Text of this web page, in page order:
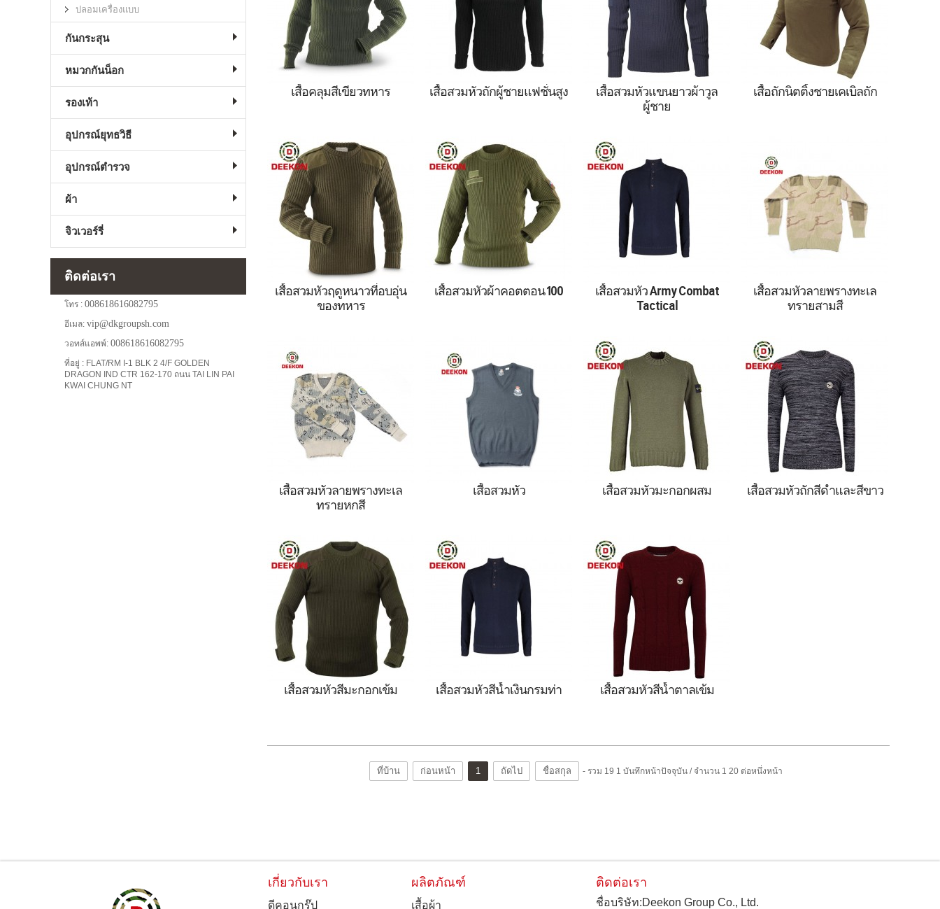
กันหนาวขนสัตว์ทหาร,เสื้อกัน
หนาวสไตล์ทหาร,เสื้อสวมหัวสี
เขียวทหาร
ขนสัตว์ทหาร,เสื้อกันหนาว
สไตล์ทหาร,เสื้อสวมหัวสีเขียว
เรือ, เสื้อสเวตเตอร์ขนสัตว์
ทหาร, เสื้อสเวตเตอร์สไตล์
ทหาร, เสื้อสวมหัวสีน้ำเงิน
ทหาร
ขนสัตว์ทหาร,เสื้อกันหนาว
สไตล์ทหาร,เสื้อสวมหัวสีเขียว
ทหาร
สวมหัวลายพราง,เสื้อผ้า
ทหาร,เสื้อสวมหัวของกอง
ทัพ,เสื้อสวมหัวสีกรมท่า,เสื้อ
กันหนาวขนสัตว์ทหาร,เสื้อกัน
หนาวสไตล์ทหาร,เสื้อสวมหัวสี
เขียวทหาร
เสื้อคลุมสีเขียวทหาร
,เสื้อสวมหัวพราง,เสื้อผ้า
ทหาร,เสื้อสวมหัวกองทัพ,เสื้อ
สวมหัวกองทัพเรือ,เสื้อกัน
หนาวขนสัตว์ทหาร,เสื้อกัน
หนาวสไตล์ทหาร,เสื้อสวมหัวสี
เขียวทหาร
เสื้อสวมหัวถักผู้ชายแฟชั่นสูง
แขนยาว ,เสื้อสวมหัว
พราง,เสื้อผ้าทหาร,เสื้อสวมหัว
ของกองทัพ,เสื้อสวมหัวสี
กรมท่า,เสื้อกันหนาวขนสัตว์
ทหาร,เสื้อกันหนาวสไตล์
ทหาร,เสื้อสวมหัวสีเขียวทหาร
เสื้อสวมหัวแขนยาวผ้าวูล
ผู้ชาย
ทหาร,เสื้อสวมหัวกองทัพ,เสื้อ
สวมหัวกองทัพเรือ,เสื้อกัน
หนาวขนสัตว์ทหาร,เสื้อกัน
หนาวสไตล์ทหาร,เสื้อสวมหัวสี
เขียวทหาร
เสื้อถักนิตติ้งชายเคเบิลถัก
พราง,เสื้อผ้าทหาร,เสื้อสวมหัว
กองทัพ,เสื้อสวมหัวกองทัพ
เรือ,เสื้อกันหนาวขนสัตว์
ทหาร,เสื้อกันหนาวสไตล์
ทหาร,เสื้อสวมหัวสีเขียวทหาร
เสื้อสวมหัวฤดูหนาวที่อบอุ่น
ของทหาร
ทหาร,เสื้อสวมหัวกองทัพ,เสื้อ
สวมหัวสีกรมท่า,เสื้อกันหนาว
ขนสัตว์ทหาร,เสื้อกันหนาว
สไตล์ทหาร,เสื้อสวมหัวสีเขียว
เสื้อสวมหัวผ้าคอตตอน 100
Camo Tactical,เสื้อสวมหัว
ลายพราง,เสื้อผ้าทหาร,เสื้อ
สวมหัวของกองทัพ,เสื้อสวมหัว
กองทัพเรือ,เสื้อกันหนาวขน
สัตว์ทหาร,เสื้อกันหนาวสไตล์
ทหาร,เสื้อสวมหัวสีเขียวทหาร
เสื้อสวมหัว Army Combat
Tactical
พรางทะเลทรายสามสี
เสื้อสวมหัวลายพรางทะเล
ทรายสามสี
พรางทะเลทรายหกสี
เสื้อสวมหัวลายพรางทะเล
ทรายหกสี
เสื้อสวมหัว
มะกอก
เสื้อสวมหัวมะกอกผสม เสื้อสวมหัวถักสีดำและสีขาว
สีน้ำเงินเข้มมีแถบสีแดง
เสื้อสวมหัวสีมะกอกเข้ม
สีน้ำเงินกรมท่า
เสื้อสวมหัวสีน้ำเงินกรมท่า
สวมหัวสีน้ำตาลเข้ม,เสื้อกัน
หนาว
เสื้อสวมหัวสีน้ำตาลเข้ม
ที่บ้าน ก่อนหน้า 1 ถัดไป ชื่อสกุล - รวม 19 1 บันทึกหน้าปัจจุบัน / จำนวน 1 20 ต่อหนึ่งหน้า
ปลอมเครื่องแบบ
กันกระสุน
หมวกกันน็อก
รองเท้า
อุปกรณ์ยุทธวิธี
อุปกรณ์ตำรวจ
ผ้า
จิวเวอร์รี่
ติดต่อเรา
โทร : 008618616082795
อีเมล: vip@dkgroupsh.com
วอทส์แอพพ์: 008618616082795
ที่อยู่ : FLAT/RM I-1 BLK 2 4/F GOLDEN
DRAGON IND CTR 162-170 ถนน TAI LIN PAI
KWAI CHUNG NT
เกี่ยวกับเรา
ดีคอนกรุ๊ป
ผลิตภัณฑ์
เสื้อผ้า
ติดต่อเรา
ชื่อบริษัท:Deekon Group Co., Ltd.